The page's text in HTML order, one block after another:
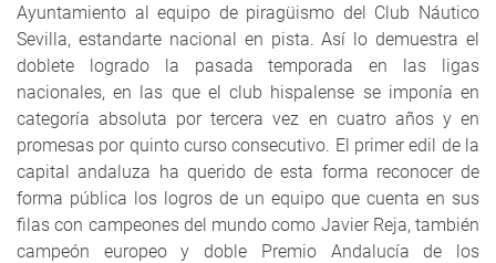
Ayuntamiento al equipo de piragüismo del Club Náutico
Sevilla, estandarte nacional en pista. Así lo demuestra el
doblete logrado la pasada temporada en las ligas
nacionales, en las que el club hispalense se imponía en
categoría absoluta por tercera vez en cuatro años y en
promesas por quinto curso consecutivo. El primer edil de la
capital andaluza ha querido de esta forma reconocer de
forma pública los logros de un equipo que cuenta en sus
filas con campeones del mundo como Javier Reja, también
campeón europeo y doble Premio Andalucía de los